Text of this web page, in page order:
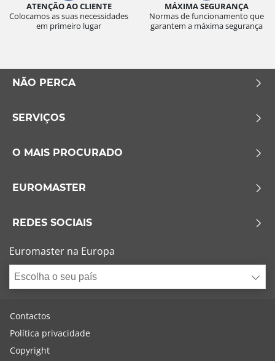
ATENÇÃO AO CLIENTE
Colocamos as suas necessidades
em primeiro lugar
MÁXIMA SEGURANÇA
Normas de funcionamento que
garantem a máxima segurança
NÃO PERCA
SERVIÇOS
O MAIS PROCURADO
EUROMASTER
REDES SOCIAIS
Euromaster na Europa
Escolha o seu país
Contactos
Política privacidade
Copyright